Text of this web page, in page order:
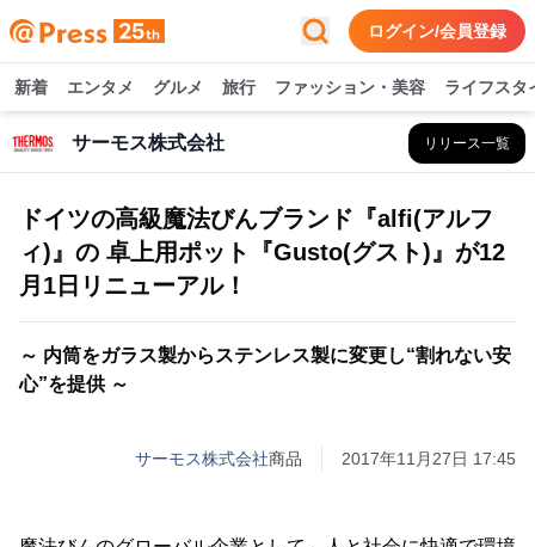
ログイン/会員登録
新着 エンタメ グルメ 旅行 ファッション・美容 ライフスタ
サーモス株式会社 リリース一覧
ドイツの高級魔法びんブランド『alfi(アルフ
ィ)』の 卓上用ポット『Gusto(グスト)』が12
月1日リニューアル！
～ 内筒をガラス製からステンレス製に変更し“割れない安
心”を提供 ～
サーモス株式会社商品 2017年11月27日 17:45